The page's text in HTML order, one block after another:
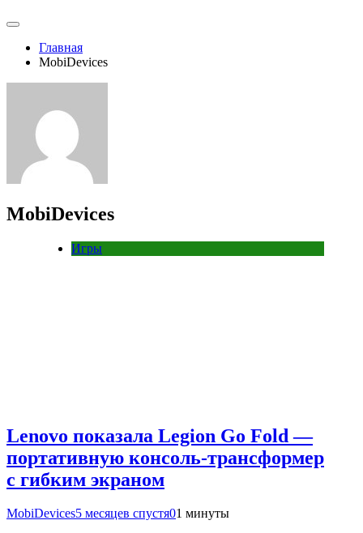
Главная
MobiDevices
MobiDevices
Игры
Lenovo показала Legion Go Fold —
портативную консоль-трансформер
с гибким экраном
MobiDevices5 месяцев спустя01 минуты